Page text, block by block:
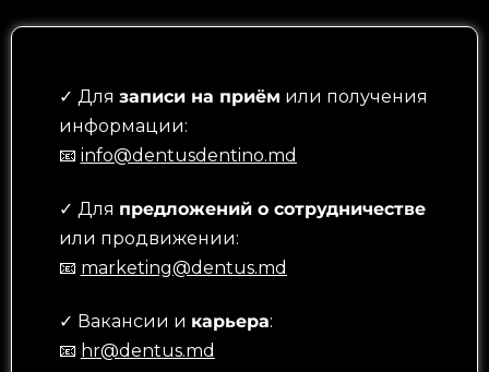
✓ Для записи на приём или получения
информации:
📧 info@dentusdentino.md
✓ Для предложений о сотрудничестве
или продвижении:
📧 marketing@dentus.md
✓ Вакансии и карьера:
📧 hr@dentus.md